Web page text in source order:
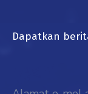
Dapatkan